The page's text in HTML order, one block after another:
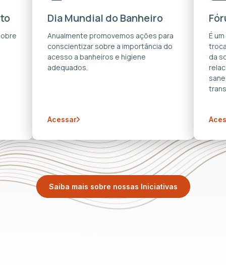
Dia Mundial do Banheiro
Anualmente promovemos ações para
conscientizar sobre a importância do
acesso a banheiros e higiene
adequados.
Acessar
É
da
Saiba mais sobre nossas Iniciativas